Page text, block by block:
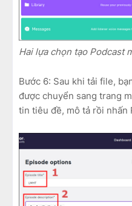
Hai lựa chọn tạo Podcast
Bước 6: Sau khi tải file,
được chuyển sang trang
tin tiêu đề, mô tả rồi nhấn